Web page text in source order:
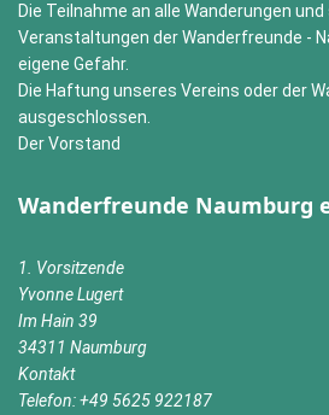
Die Teilnahme an alle Wanderungen
Veranstaltungen der Wanderfreunde -
eigene Gefahr.
Die Haftung unseres Vereins oder der
ausgeschlossen.
Der Vorstand
Wanderfreunde Naumburg
1. Vorsitzende
Yvonne Lugert
Im Hain 39
34311 Naumburg
Kontakt
Telefon: +49 5625 922187